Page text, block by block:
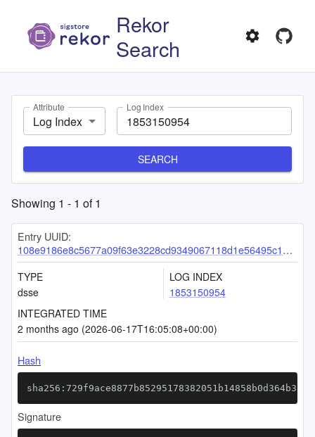
Rekor
Search
Attribute
Log Index
Log Index
SEARCH
Showing 1 - 1 of1
Entry UUID:
108e9186e8c5677a09f63e3228cd9349067118d1e56495c140bad07cfc9e45394e12267139c63ed3
TYPE
dsse
LOG INDEX
1853150954
INTEGRATED TIME
2 months ago (2026-06-17T16:05:08+00:00)
Hash
Signature